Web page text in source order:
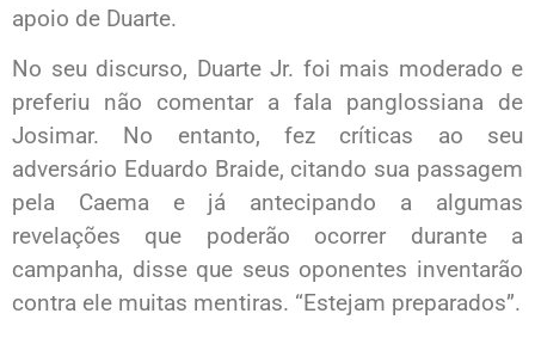
apoio de Duarte.
No seu discurso, Duarte Jr. foi mais moderado e
preferiu não comentar a fala panglossiana de
Josimar. No entanto, fez críticas ao seu
adversário Eduardo Braide, citando sua passagem
pela Caema e já antecipando a algumas
revelações que poderão ocorrer durante a
campanha, disse que seus oponentes inventarão
contra ele muitas mentiras. “Estejam preparados”.